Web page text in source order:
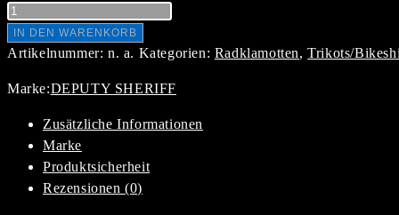
DEPUTY
SHERIFF
Candy
Ärmellos
Menge
IN DEN WARENKORB
Artikelnummer: n. a. Kategorien: Radklamotten,Trikots/
Marke:DEPUTY SHERIFF
Zusätzliche Informationen
Marke
Produktsicherheit
Rezensionen (0)